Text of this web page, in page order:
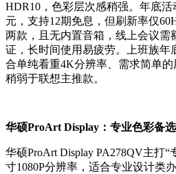
HDR10，色彩层次感稍强。年底活
元，支持12期免息，但刷新率仅
两款，且无内置音箱，线上会议需
证，长时间使用易疲劳。上班族年
合单纯看重4K分辨率、需求简单
稍弱于联想主推款。
华硕ProArt Display：专业色彩备选
华硕ProArt Display PA278QV主打
寸1080P分辨率，适合专业设计类